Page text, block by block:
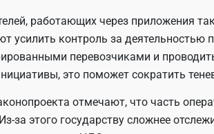
работающих через приложения
усилить контроль за деятельностью
перевозчиками и
это поможет сократить
отмечают, что часть
за этого государству сложнее